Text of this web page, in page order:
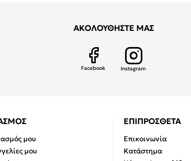
ΑΚΟΛΟΥΘΗΣΤΕ ΜΑΣ
Facebook Instagram
μου
μου
ΕΠΙΠΡΟΣΘΕΤΑ
Επικοινωνία
Κατάστημα